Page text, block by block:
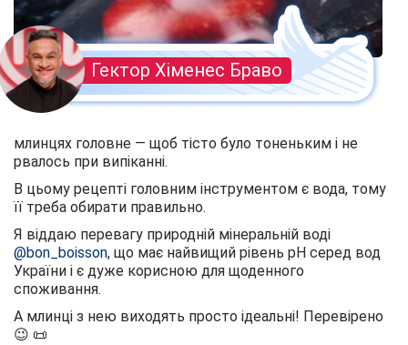
Гектор Хіменес Браво
млинцях головне — щоб тісто було тоненьким і не
рвалось при випіканні.
В цьому рецепті головним інструментом є вода, тому
її треба обирати правильно.
Я віддаю перевагу природній мінеральній воді
@bon_boisson, що має найвищий рівень pH серед вод
України і є дуже корисною для щоденного
споживання.
А млинці з нею виходять просто ідеальні! Перевірено
😉 📜